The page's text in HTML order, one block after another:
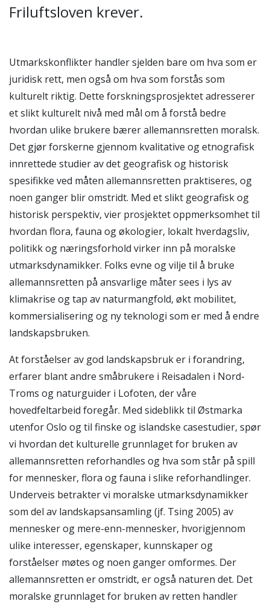
Friluftsloven krever.
Utmarkskonflikter handler sjelden bare om hva som er
juridisk rett, men også om hva som forstås som
kulturelt riktig. Dette forskningsprosjektet adresserer
et slikt kulturelt nivå med mål om å forstå bedre
hvordan ulike brukere bærer allemannsretten moralsk.
Det gjør forskerne gjennom kvalitative og etnografisk
innrettede studier av det geografisk og historisk
spesifikke ved måten allemannsretten praktiseres, og
noen ganger blir omstridt. Med et slikt geografisk og
historisk perspektiv, vier prosjektet oppmerksomhet til
hvordan flora, fauna og økologier, lokalt hverdagsliv,
politikk og næringsforhold virker inn på moralske
utmarksdynamikker. Folks evne og vilje til å bruke
allemannsretten på ansvarlige måter sees i lys av
klimakrise og tap av naturmangfold, økt mobilitet,
kommersialisering og ny teknologi som er med å endre
landskapsbruken.
At forståelser av god landskapsbruk er i forandring,
erfarer blant andre småbrukere i Reisadalen i Nord-
Troms og naturguider i Lofoten, der våre
hovedfeltarbeid foregår. Med sideblikk til Østmarka
utenfor Oslo og til finske og islandske casestudier, spør
vi hvordan det kulturelle grunnlaget for bruken av
allemannsretten reforhandles og hva som står på spill
for mennesker, flora og fauna i slike reforhandlinger.
Underveis betrakter vi moralske utmarksdynamikker
som del av landskapsansamling (jf. Tsing 2005) av
mennesker og mere-enn-mennesker, hvorigjennom
ulike interesser, egenskaper, kunnskaper og
forståelser møtes og noen ganger omformes. Der
allemannsretten er omstridt, er også naturen det. Det
moralske grunnlaget for bruken av retten handler